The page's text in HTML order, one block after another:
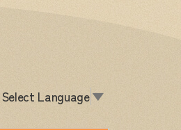
Select Language▼